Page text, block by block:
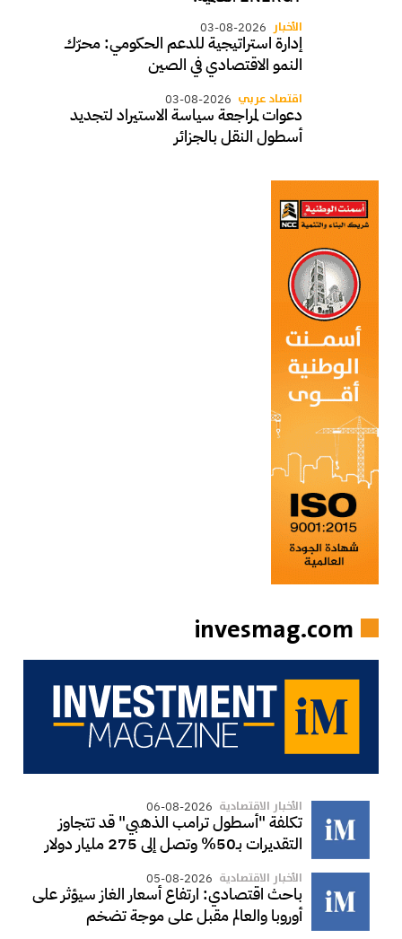
الأخبار 03-08-2026
إدارة استراتيجية للدعم الحكومي: محرّك
النمو الاقتصادي في الصين
اقتصاد عربي 03-08-2026
دعوات لمراجعة سياسة الاستيراد لتجديد
أسطول النقل بالجزائر
invesmag.com
الأخبار الاقتصادية 06-08-2026
تكلفة "أسطول ترامب الذهبي" قد تتجاوز
التقديرات بـ50% وتصل إلى 275 مليار دولار
الأخبار الاقتصادية 05-08-2026
باحث اقتصادي: ارتفاع أسعار الغاز سيؤثر على
أوروبا والعالم مقبل على موجة تضخم